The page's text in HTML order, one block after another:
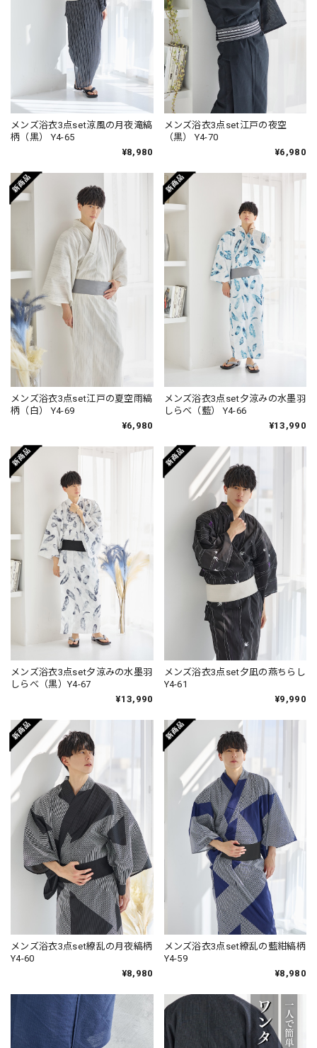
メンズ浴衣3点set涼風の月夜滝縞
柄（黒） Y4-65
¥8,980
メンズ浴衣3点set江戸の夜空
（黒） Y4-70
¥6,980
メンズ浴衣3点set江戸の夏空雨縞
柄（白） Y4-69
¥6,980
メンズ浴衣3点set夕涼みの水墨羽
しらべ（藍） Y4-66
¥13,990
メンズ浴衣3点set夕涼みの水墨羽
しらべ（黒）Y4-67
¥13,990
メンズ浴衣3点set夕凪の燕ちらし
Y4-61
¥9,990
メンズ浴衣3点set繚乱の月夜縞柄
Y4-60
¥8,980
メンズ浴衣3点set繚乱の藍紺縞柄
Y4-59
¥8,980